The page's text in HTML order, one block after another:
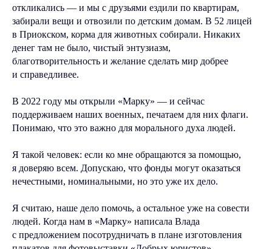
откликались — и мы с друзьями ездили по квартирам,
забирали вещи и отвозили по детским домам. В 52 лицей
в Приокском, корма для животных собирали. Никаких
денег там не было, чистый энтузиазм,
благотворительность и желание сделать мир добрее
и справедливее.
В 2022 году мы открыли «Марку» — и сейчас
поддерживаем наших военных, печатаем для них флаги.
Понимаю, что это важно для морального духа людей.
Я такой человек: если ко мне обращаются за помощью,
я доверяю всем. Допускаю, что фонды могут оказаться
нечестными, номинальными, но это уже их дело.
Я считаю, наше дело помочь, а остальное уже на совести
людей. Когда нам в «Марку» написала Влада
с предложением посотрудничать в плане изготовления